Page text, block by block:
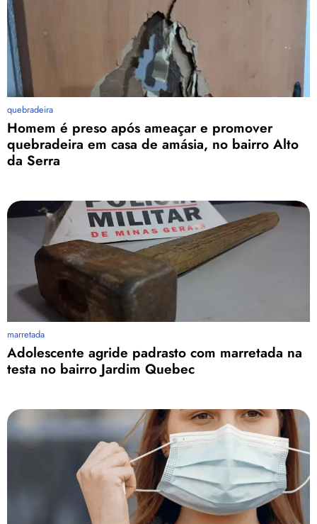
quebradeira
Homem é preso após ameaçar e promover
quebradeira em casa de amásia, no bairro Alto
da Serra
marretada
Adolescente agride padrasto com marretada na
testa no bairro Jardim Quebec